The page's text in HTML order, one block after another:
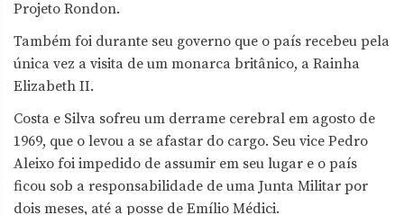
Projeto Rondon.
Também foi durante seu governo que o país recebeu pela
única vez a visita de um monarca britânico, a Rainha
Elizabeth II.
Costa e Silva sofreu um derrame cerebral em agosto de
1969, que o levou a se afastar do cargo. Seu vice Pedro
Aleixo foi impedido de assumir em seu lugar e o país
ficou sob a responsabilidade de uma Junta Militar por
dois meses, até a posse de Emílio Médici.